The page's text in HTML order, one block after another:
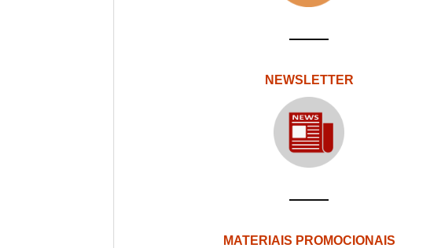
NEWSLETTER
MATERIAIS PROMOCIONAIS